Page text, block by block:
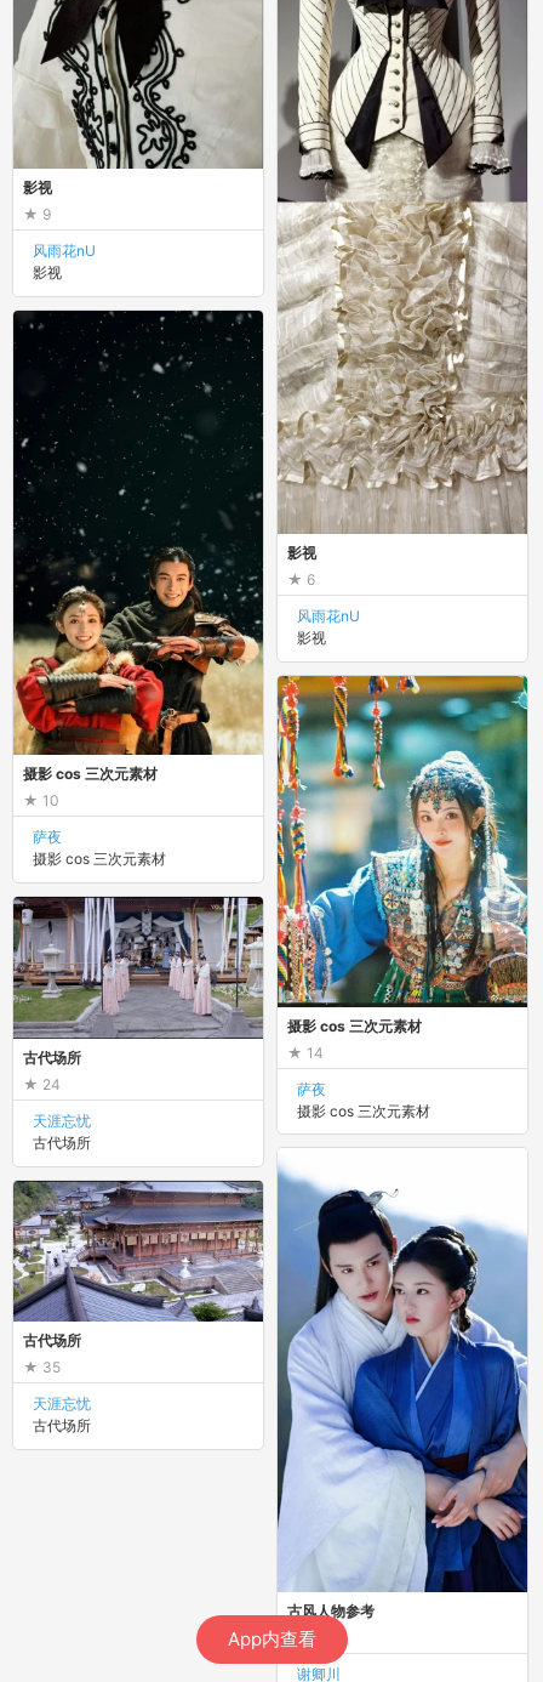
App内查看
摄影 cos 三次元素材
10
萨夜
摄影 cos 三次元素材
古代场所
35
天涯忘忧
古代场所
古风人物参考
2
谢卿川
摄影 cos 三次元素材
14
萨夜
摄影 cos 三次元素材
古代场所
24
天涯忘忧
古代场所
影视
9
风雨花nU
影视
影视
6
风雨花nU
影视